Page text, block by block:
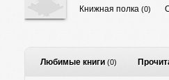
Книжная полка (0)
Любимые книги (0)